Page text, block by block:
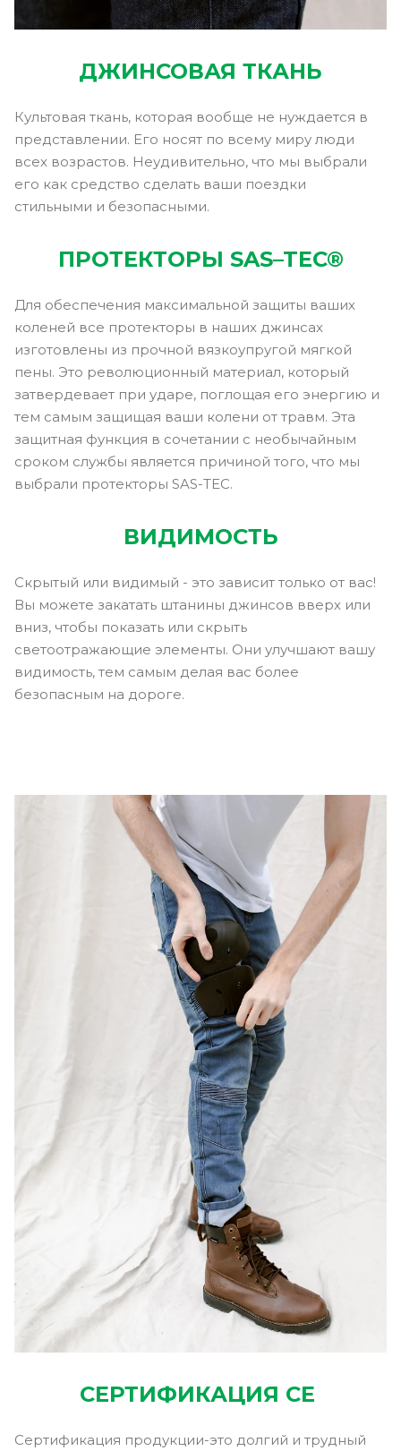
ДЖИНСОВАЯ ТКАНЬ
Культовая ткань, которая вообще не нуждается в
представлении. Его носят по всему миру люди
всех возрастов. Неудивительно, что мы выбрали
его как средство сделать ваши поездки
стильными и безопасными.
ПРОТЕКТОРЫ SAS–TEC®
Для обеспечения максимальной защиты ваших
коленей все протекторы в наших джинсах
изготовлены из прочной вязкоупругой мягкой
пены. Это революционный материал, который
затвердевает при ударе, поглощая его энергию и
тем самым защищая ваши колени от травм. Эта
защитная функция в сочетании с необычайным
сроком службы является причиной того, что мы
выбрали протекторы SAS-TEC.
ВИДИМОСТЬ
Скрытый или видимый - это зависит только от вас!
Вы можете закатать штанины джинсов вверх или
вниз, чтобы показать или скрыть
светоотражающие элементы. Они улучшают вашу
видимость, тем самым делая вас более
безопасным на дороге.
СЕРТИФИКАЦИЯ CE
Сертификация продукции-это долгий и трудный